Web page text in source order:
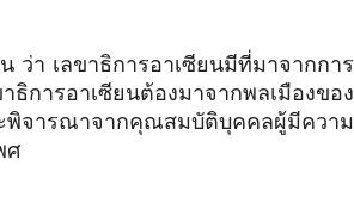
า เลขาธิการอาเซียนมีที่มาจากการ
การอาเซียนต้องมาจากพลเมืองของ
พิจารณาจากคุณสมบัติบุคคลผู้มีความ
ศ